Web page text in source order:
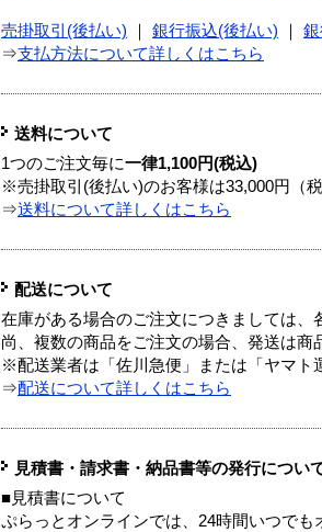
売掛取引(後払い) 銀行振込(後払い)
⇒支払方法について詳しくはこちら
送料について
1つのご注文毎に一律1,100円(税込)
※売掛取引(後払い)のお客様は33,000円（
⇒送料について詳しくはこちら
配送について
在庫がある場合のご注文につきましては、
尚、複数の商品をご注文の場合、発送は商
※配送業者は「佐川急便」または「ヤマト
⇒配送について詳しくはこちら
見積書・請求書・納品書等の発行につい
■見積書について
ぷらっとオンラインでは、24時間いつでも